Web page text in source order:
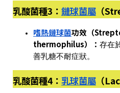
乳酸菌種3： 鏈球菌屬 （
嗜熱鏈球菌功效（
thermophilus）
： 存在
善乳糖不耐症狀。
乳酸菌種4： 乳球菌屬 （